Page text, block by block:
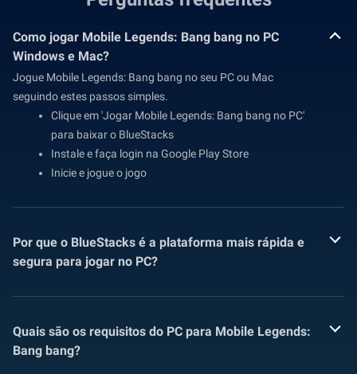
Como jogar Mobile Legends: Bang bang no PC
Windows e Mac?
Jogue Mobile Legends: Bang bang no seu PC ou Mac
seguindo estes passos simples.
Clique em 'Jogar Mobile Legends: Bang bang no PC'
para baixar o BlueStacks
Instale e faça login na Google Play Store
Inicie e jogue o jogo
Por que o BlueStacks é a plataforma mais rápida e
segura para jogar no PC?
Quais são os requisitos do PC para Mobile Legends:
Bang bang?